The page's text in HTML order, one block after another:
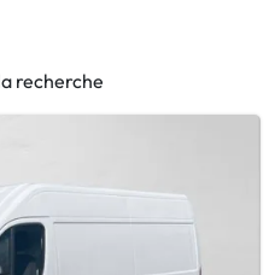
recherche